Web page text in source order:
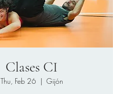
Clases CI
Thu, Feb 26
  |
Gijón